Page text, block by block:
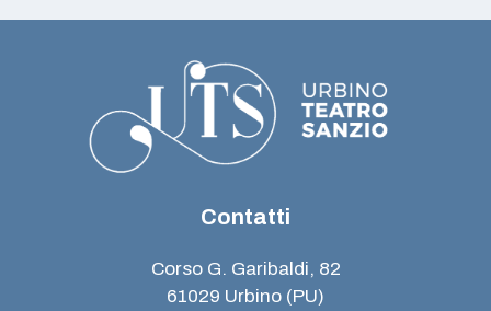
Contatti
Corso G. Garibaldi, 82
61029 Urbino (PU)